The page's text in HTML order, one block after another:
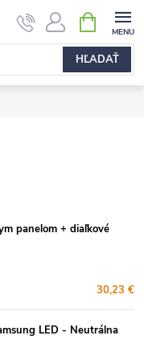
HĽADAŤ
KOŠÍK
panelom + diaľkové
30,23 €
LED - Neutrálna